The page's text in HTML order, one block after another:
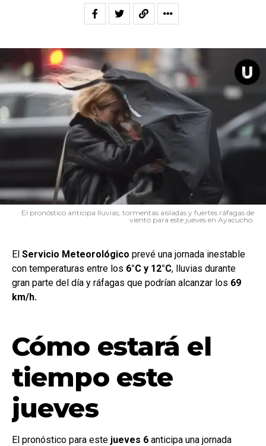
El pronóstico anticipa lluvias, tormentas aisladas y fuertes ráfagas de
viento para este jueves en Ayacucho.
El Servicio Meteorológico prevé una jornada inestable
con temperaturas entre los 6°C y 12°C, lluvias durante
gran parte del día y ráfagas que podrían alcanzar los 69
km/h.
Cómo estará el
tiempo este
jueves
El pronóstico para este jueves 6 anticipa una jornada